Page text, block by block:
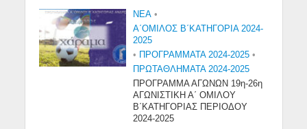
NEA •
Α΄ΟΜΙΛΟΣ Β΄ΚΑΤΗΓΟΡΙΑ 2024-
2025
• ΠΡΟΓΡΑΜΜΑΤΑ 2024-2025 •
ΠΡΩΤΑΘΛΗΜΑΤΑ 2024-2025
ΠΡΟΓΡΑΜΜΑ ΑΓΩΝΩΝ 19η-26η
ΑΓΩΝΙΣΤΙΚΗ Α΄ ΟΜΙΛΟΥ
Β΄ΚΑΤΗΓΟΡΙΑΣ ΠΕΡΙΟΔΟΥ
2024-2025